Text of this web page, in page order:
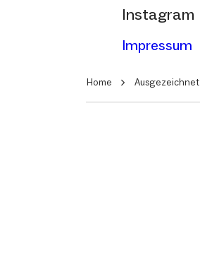
Instagram
Impressum
Home Ausgezeichnet